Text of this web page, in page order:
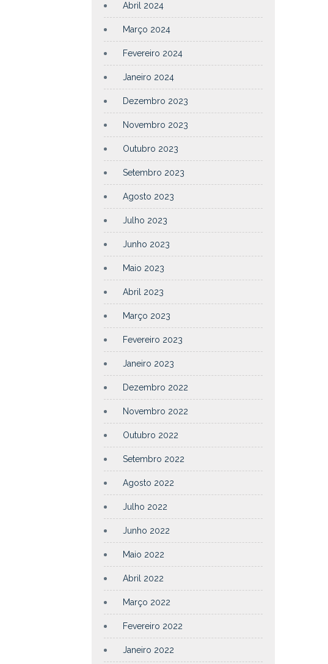
Abril 2024
Março 2024
Fevereiro 2024
Janeiro 2024
Dezembro 2023
Novembro 2023
Outubro 2023
Setembro 2023
Agosto 2023
Julho 2023
Junho 2023
Maio 2023
Abril 2023
Março 2023
Fevereiro 2023
Janeiro 2023
Dezembro 2022
Novembro 2022
Outubro 2022
Setembro 2022
Agosto 2022
Julho 2022
Junho 2022
Maio 2022
Abril 2022
Março 2022
Fevereiro 2022
Janeiro 2022